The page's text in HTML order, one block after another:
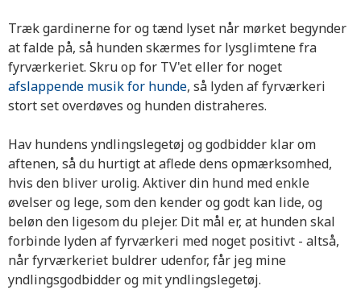
Træk gardinerne for og tænd lyset når mørket begynder
at falde på, så hunden skærmes for lysglimtene fra
fyrværkeriet. Skru op for TV'et eller for noget
afslappende musik for hunde, så lyden af fyrværkeri
stort set overdøves og hunden distraheres.
Hav hundens yndlingslegetøj og godbidder klar om
aftenen, så du hurtigt at aflede dens opmærksomhed,
hvis den bliver urolig. Aktiver din hund med enkle
øvelser og lege, som den kender og godt kan lide, og
beløn den ligesom du plejer. Dit mål er, at hunden skal
forbinde lyden af fyrværkeri med noget positivt - altså,
når fyrværkeriet buldrer udenfor, får jeg mine
yndlingsgodbidder og mit yndlingslegetøj.